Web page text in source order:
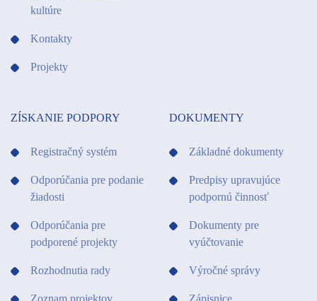
kultúre
Kontakty
Projekty
ZÍSKANIE PODPORY
Registračný systém
Odporúčania pre podanie
žiadosti
Odporúčania pre
podporené projekty
Rozhodnutia rady
Zoznam projektov
DOKUMENTY
Základné dokumenty
Predpisy upravujúce
podpornú činnosť
Dokumenty pre
vyúčtovanie
Výročné správy
Zápisnice